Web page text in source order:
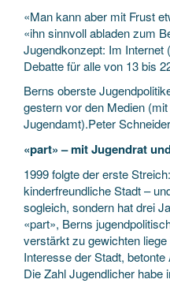
«Man kann aber mit Frust
«ihn sinnvoll abladen zum
Jugendkonzept: Im Internet
Debatte für alle von 13 bis
Berns oberste
gestern vor den Medien
Jugendamt).Peter Schneider
«part» – mit Jugendrat
1999 folgte der erste
kinderfreundliche Stadt –
sogleich, sondern hat drei
«part», Berns
verstärkt zu gewichten
Interesse der Stadt,
Die Zahl Jugendlicher habe